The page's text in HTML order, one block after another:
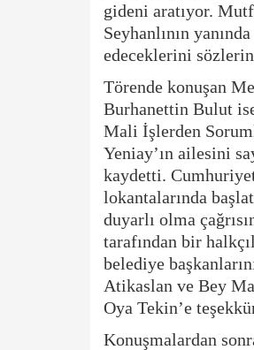
gideni aratıyor.
Seyhanlının
edeceklerini
Törende konuşan
Burhanettin Bulut
Mali İşlerden
Yeniay’ın ailesini
kaydetti.
lokantalarında
duyarlı olma
tarafından bir
belediye
Atikaslan ve Bey
Oya Tekin’e
Konuşmalardan